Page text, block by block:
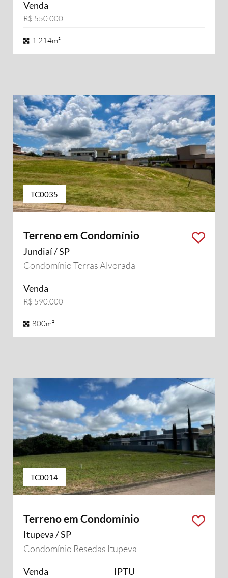
Venda
R$ 550.000
1.214m²
TC0035
Terreno em Condomínio
Jundiaí / SP
Condomínio Terras Alvorada
Venda
R$ 590.000
800m²
TC0014
Terreno em Condomínio
Itupeva / SP
Condomínio Resedas Itupeva
Venda IPTU